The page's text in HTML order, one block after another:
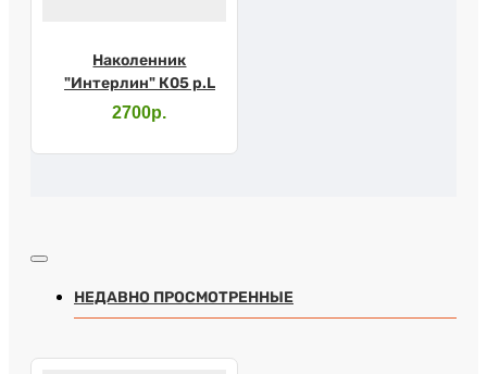
Наколенник
"Интерлин" К05 р.L
2700р.
НЕДАВНО ПРОСМОТРЕННЫЕ